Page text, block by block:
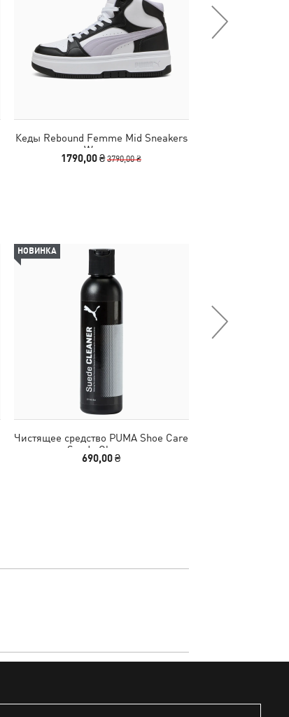
Кеды Rebound Femme Mid Sneakers
Women
1790,00 ₴3790,00 ₴
НОВИНКА
Чистящее средство PUMA Shoe Care
Suede Cleaner
690,00 ₴